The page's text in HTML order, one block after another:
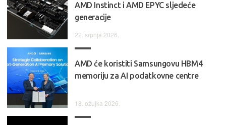
AMD Instinct i AMD EPYC sljedeće
generacije
22. srpnja 2026.
AMD će koristiti Samsungovu HBM4
memoriju za AI podatkovne centre
18. ožujka 2026.